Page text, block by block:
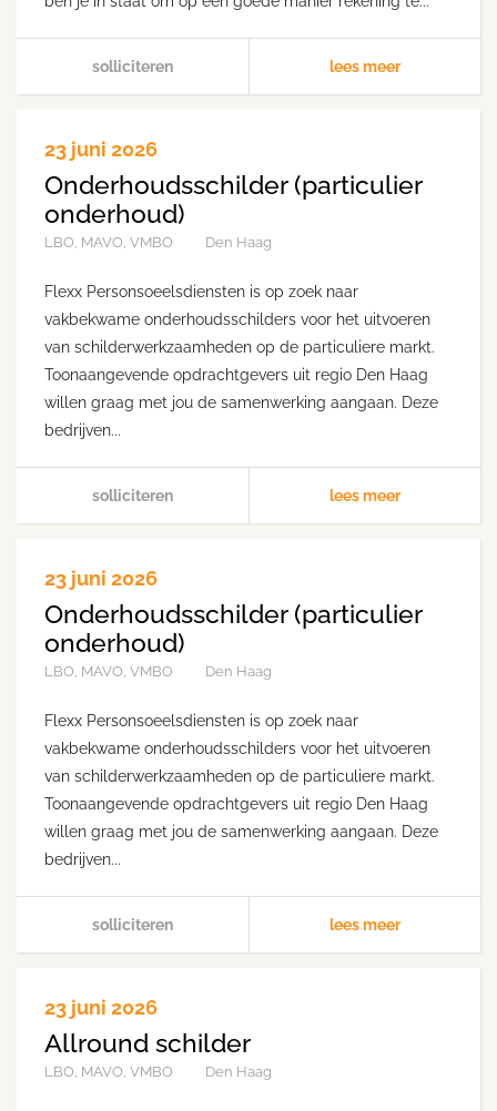
solliciteren lees meer
23 juni 2026
Onderhoudsschilder (particulier
onderhoud)
LBO, MAVO, VMBO Den Haag
Flexx Personsoeelsdiensten is op zoek naar
vakbekwame onderhoudsschilders voor het uitvoeren
van schilderwerkzaamheden op de particuliere markt.
Toonaangevende opdrachtgevers uit regio Den Haag
willen graag met jou de samenwerking aangaan. Deze
bedrijven...
solliciteren lees meer
23 juni 2026
Onderhoudsschilder (particulier
onderhoud)
LBO, MAVO, VMBO Den Haag
Flexx Personsoeelsdiensten is op zoek naar
vakbekwame onderhoudsschilders voor het uitvoeren
van schilderwerkzaamheden op de particuliere markt.
Toonaangevende opdrachtgevers uit regio Den Haag
willen graag met jou de samenwerking aangaan. Deze
bedrijven...
solliciteren lees meer
23 juni 2026
Allround schilder
LBO, MAVO, VMBO Den Haag